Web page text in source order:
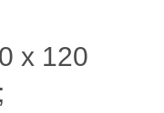
x 120